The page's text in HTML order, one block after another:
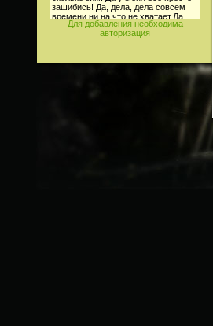
Для добавления необходима
авторизация